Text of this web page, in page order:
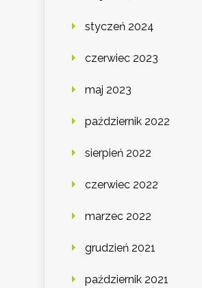
styczeń 2024
czerwiec 2023
maj 2023
październik 2022
sierpień 2022
czerwiec 2022
marzec 2022
grudzień 2021
październik 2021